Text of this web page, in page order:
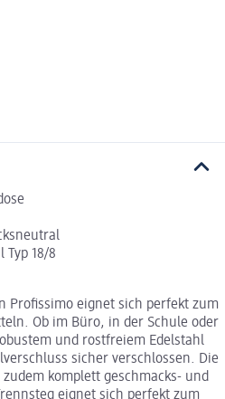
Typ 18/8
Profissimo eignet sich perfekt zum
Ob im Büro, in der Schule oder
und rostfreiem Edelstahl
sicher verschlossen. Die
komplett geschmacks- und
eignet sich perfekt zum